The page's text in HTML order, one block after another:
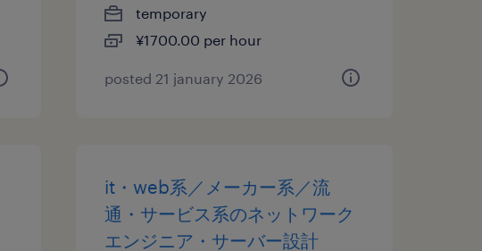
temporary
¥1700.00 per hour
posted 21 january 2026
it・web系／メーカー系／流
通・サービス系のネットワーク
エンジニア・サーバー設計